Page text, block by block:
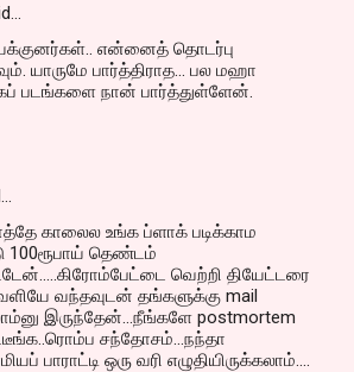
என்னைத் தொடர்பு
யாருமே பார்த்திராத... பல மஹா
படங்களை நான் பார்த்துள்ளேன்.
காலைல உங்க ப்ளாக் படிக்காம
100ரூபாய் தெண்டம்
வெற்றி தியேட்டரை
வந்தவுடன் தங்களுக்கு mail
இருந்தேன்...நீங்களே postmortem
சந்தோசம்...நந்தா
பாராட்டி ஒரு வரி எழுதியிருக்கலாம்....